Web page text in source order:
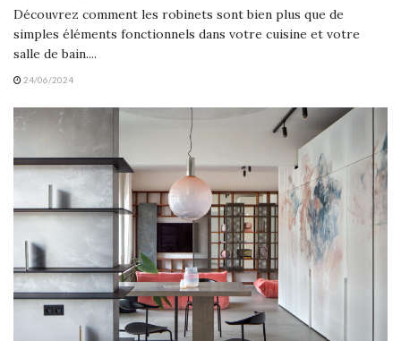
Découvrez comment les robinets sont bien plus que de
simples éléments fonctionnels dans votre cuisine et votre
salle de bain....
24/06/2024